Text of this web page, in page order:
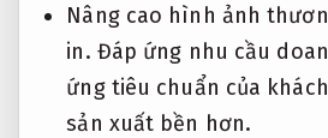
Nâng cao hình ảnh
in. Đáp ứng nhu cầu
ứng tiêu chuẩn của
sản xuất bền hơn.